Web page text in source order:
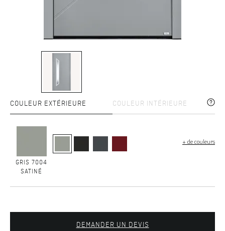
COULEUR EXTÉRIEURE COULEUR INTÉRIEURE
GRIS 7004
SATINÉ
+ de couleurs
DEMANDER UN DEVIS